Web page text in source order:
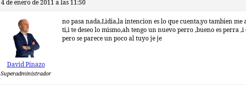
4 de enero de 2011 a las 11:50
David Pinazo
Superadministrador
no pasa nada,Lidia,la intencion es lo que cuenta,yo tambien me
ti,i te deseo lo mismo,ah tengo un nuevo perro ,bueno es perra ,i
pero se parece un poco al tuyo je je